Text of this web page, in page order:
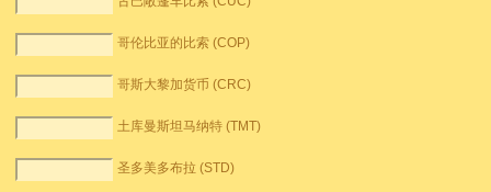
哥伦比亚的比索 (COP)
哥斯大黎加货币 (CRC)
土库曼斯坦马纳特 (TMT)
圣多美多布拉 (STD)